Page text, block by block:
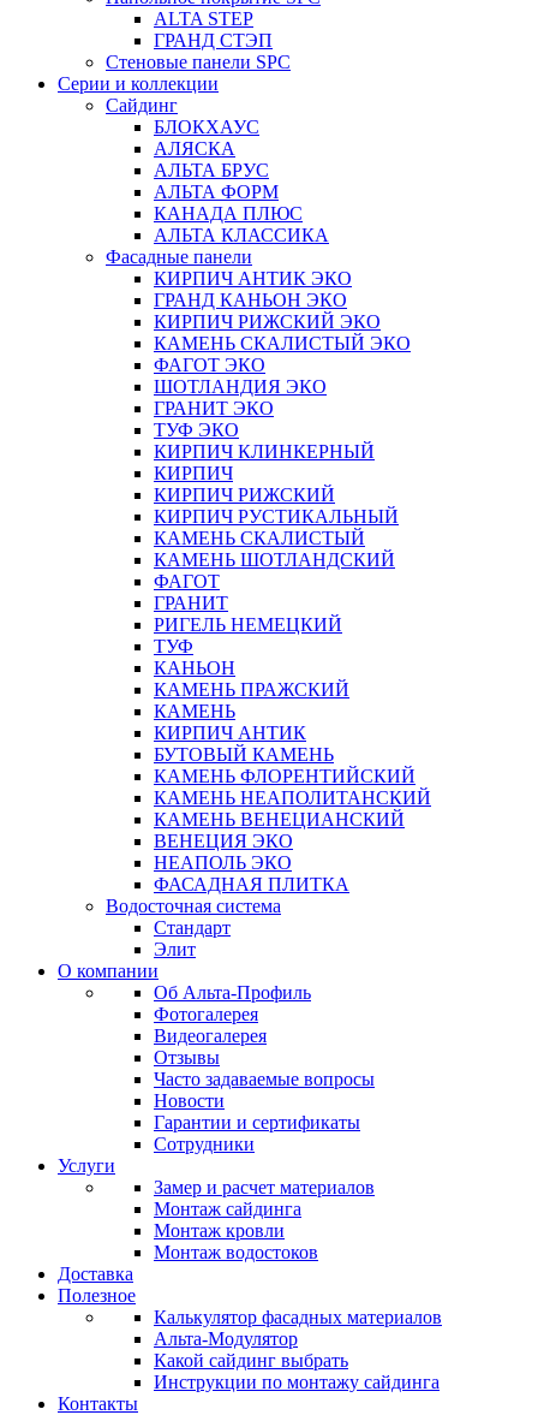
ALTA STEP
ГРАНД СТЭП
Стеновые панели SPC
Серии и коллекции
Сайдинг
БЛОКХАУС
АЛЯСКА
АЛЬТА БРУС
АЛЬТА ФОРМ
КАНАДА ПЛЮС
АЛЬТА КЛАССИКА
Фасадные панели
КИРПИЧ АНТИК ЭКО
ГРАНД КАНЬОН ЭКО
КИРПИЧ РИЖСКИЙ ЭКО
КАМЕНЬ СКАЛИСТЫЙ ЭКО
ФАГОТ ЭКО
ШОТЛАНДИЯ ЭКО
ГРАНИТ ЭКО
ТУФ ЭКО
КИРПИЧ КЛИНКЕРНЫЙ
КИРПИЧ
КИРПИЧ РИЖСКИЙ
КИРПИЧ РУСТИКАЛЬНЫЙ
КАМЕНЬ СКАЛИСТЫЙ
КАМЕНЬ ШОТЛАНДСКИЙ
ФАГОТ
ГРАНИТ
РИГЕЛЬ НЕМЕЦКИЙ
ТУФ
КАНЬОН
КАМЕНЬ ПРАЖСКИЙ
КАМЕНЬ
КИРПИЧ АНТИК
БУТОВЫЙ КАМЕНЬ
КАМЕНЬ ФЛОРЕНТИЙСКИЙ
КАМЕНЬ НЕАПОЛИТАНСКИЙ
КАМЕНЬ ВЕНЕЦИАНСКИЙ
ВЕНЕЦИЯ ЭКО
НЕАПОЛЬ ЭКО
ФАСАДНАЯ ПЛИТКА
Водосточная система
Стандарт
Элит
О компании
Об Альта-Профиль
Фотогалерея
Видеогалерея
Отзывы
Часто задаваемые вопросы
Новости
Гарантии и сертификаты
Сотрудники
Услуги
Замер и расчет материалов
Монтаж сайдинга
Монтаж кровли
Монтаж водостоков
Доставка
Полезное
Калькулятор фасадных материалов
Альта-Модулятор
Какой сайдинг выбрать
Инструкции по монтажу сайдинга
Контакты